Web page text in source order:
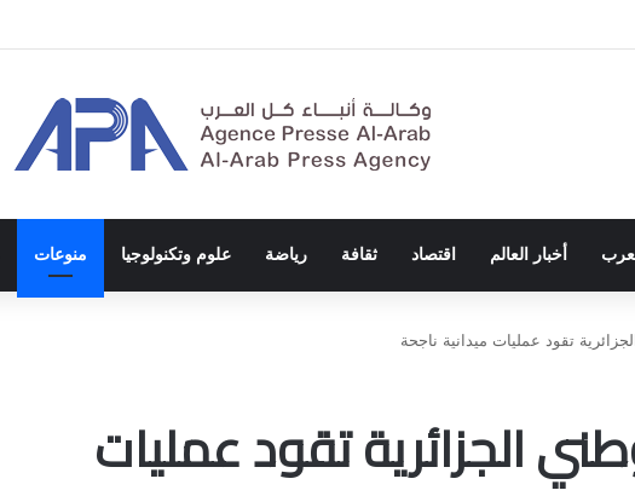
أكاديمية لمناهضة الاحتلال والفصل العنصري
أخبار العالم اقتصاد ثقافة رياضة علوم وتكنولوجيا منوعات
تقود عمليات ميدانية ناجحة
الجزائرية تقود عمليات